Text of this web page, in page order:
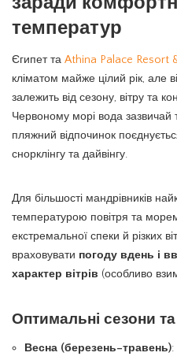
температур
Єгипет та Athina Palace Resort
кліматом майже цілий рік, але
залежить від сезону, вітру та
Червоному морі вода зазвичай
пляжний відпочинок
снорклінгу та дайвінгу.
Для більшості мандрівників
температурою повітря та
екстремальної спеки й різких
враховувати погоду вдень і
характер вітрів (особливо
Оптимальні сезони
Весна (березень–травень)